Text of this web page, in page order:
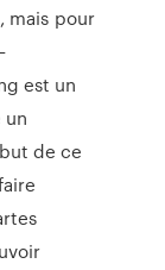
mais pour
est un
un
de ce